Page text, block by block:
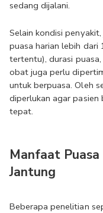
sedang dijalani.
Selain kondisi
puasa harian lebih dari
tertentu), durasi
obat juga perlu
untuk berpuasa. Oleh
diperlukan agar
tepat.
Manfaat
Jantung
Beberapa penelitian